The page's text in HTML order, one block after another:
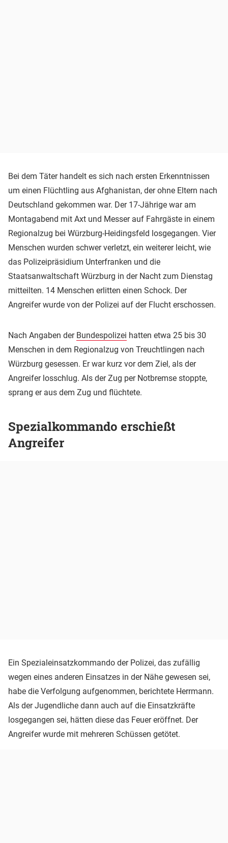
Bei dem Täter handelt es sich nach ersten Erkenntnissen
um einen Flüchtling aus Afghanistan, der ohne Eltern nach
Deutschland gekommen war. Der 17-Jährige war am
Montagabend mit Axt und Messer auf Fahrgäste in einem
Regionalzug bei Würzburg-Heidingsfeld losgegangen. Vier
Menschen wurden schwer verletzt, ein weiterer leicht, wie
das Polizeipräsidium Unterfranken und die
Staatsanwaltschaft Würzburg in der Nacht zum Dienstag
mitteilten. 14 Menschen erlitten einen Schock. Der
Angreifer wurde von der Polizei auf der Flucht erschossen.
Nach Angaben der Bundespolizei hatten etwa 25 bis 30
Menschen in dem Regionalzug von Treuchtlingen nach
Würzburg gesessen. Er war kurz vor dem Ziel, als der
Angreifer losschlug. Als der Zug per Notbremse stoppte,
sprang er aus dem Zug und flüchtete.
Spezialkommando erschießt
Angreifer
Ein Spezialeinsatzkommando der Polizei, das zufällig
wegen eines anderen Einsatzes in der Nähe gewesen sei,
habe die Verfolgung aufgenommen, berichtete Herrmann.
Als der Jugendliche dann auch auf die Einsatzkräfte
losgegangen sei, hätten diese das Feuer eröffnet. Der
Angreifer wurde mit mehreren Schüssen getötet.